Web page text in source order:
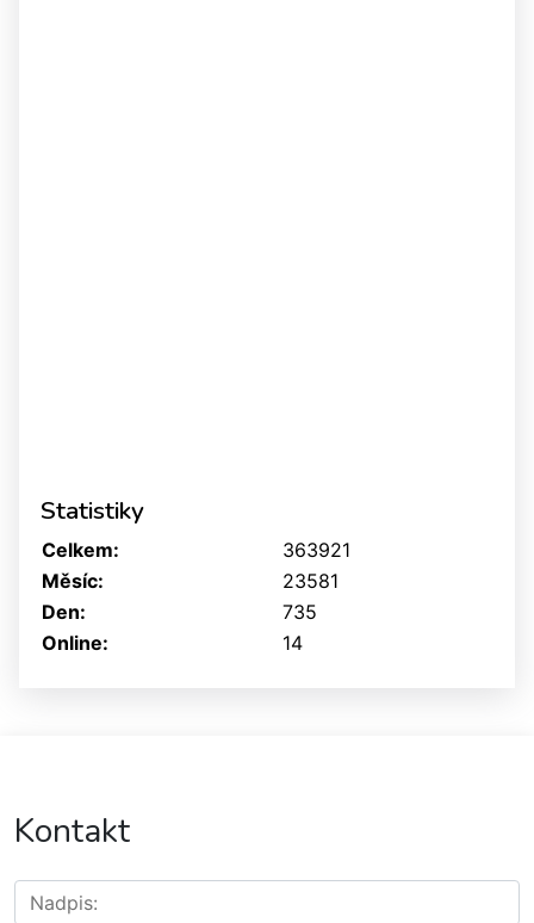
Statistiky
Online: 14
Celkem:
363921
Měsíc:
23581
Den:
735
Kontakt